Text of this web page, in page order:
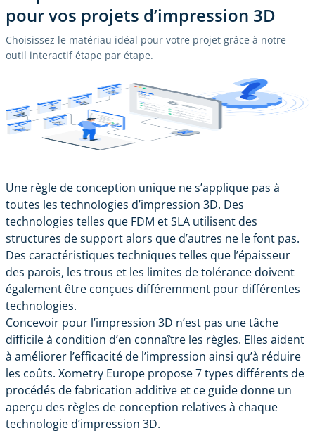
pour vos projets d’impression 3D
Choisissez le matériau idéal pour votre projet grâce à notre
outil interactif étape par étape.
Une règle de conception unique ne s’applique pas à
toutes les technologies d’impression 3D. Des
technologies telles que FDM et SLA utilisent des
structures de support alors que d’autres ne le font pas.
Des caractéristiques techniques telles que l’épaisseur
des parois, les trous et les limites de tolérance doivent
également être conçues différemment pour différentes
technologies.
Concevoir pour l’impression 3D n’est pas une tâche
difficile à condition d’en connaître les règles. Elles aident
à améliorer l’efficacité de l’impression ainsi qu’à réduire
les coûts. Xometry Europe propose 7 types différents de
procédés de fabrication additive et ce guide donne un
aperçu des règles de conception relatives à chaque
technologie d’impression 3D.